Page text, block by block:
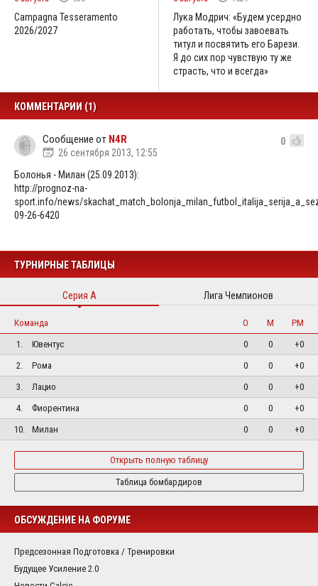
Campagna Tesseramento
2026/2027
Лука Модрич: «Будем усердно
работать, чтобы завоевать
титул и посвятить его Барези.
Я до сих пор чувствую ту же
страсть, что и всегда»
КОММЕНТАРИИ (1)
Сообщение от N4R
26 сентября 2013, 12:55
0
Болонья - Милан (25.09.2013):
http://prognoz-na-
sport.info/news/
09-26-6420
ТУРНИРНЫЕ ТАБЛИЦЫ
Серия А Лига Чемпионов
Команда О М
РМ
1.
Ювентус 0 0
+0
2.
Рома 0 0
+0
3.
Лацио 0 0
+0
4.
Фиорентина 0 0
+0
10.
Милан 0 0 +0
Открыть полную таблицу
Таблица бомбардиров
ОБСУЖДЕНИЕ НА ФОРУМЕ
Предсезонная Подготовка / Тренировки
Будущее Усиление 2.0